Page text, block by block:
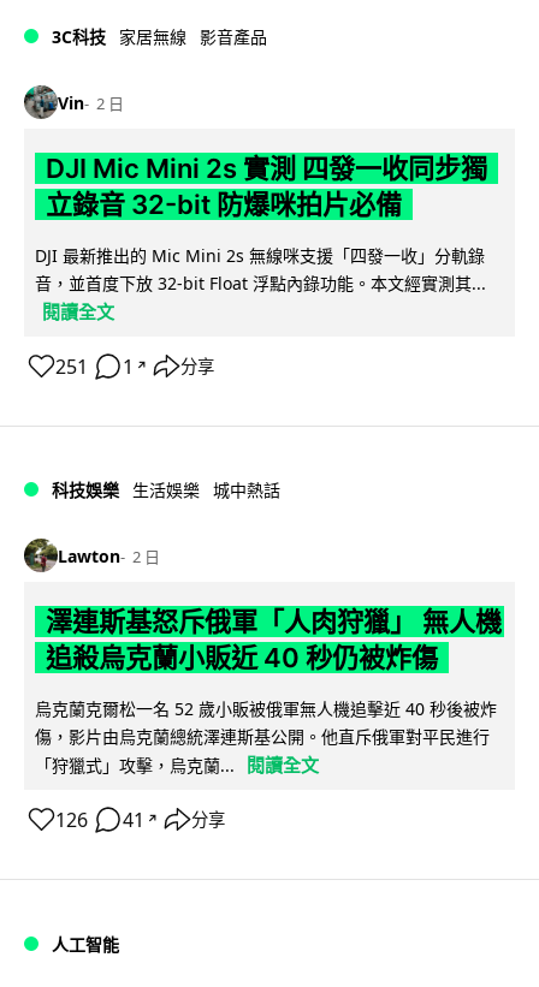
3C科技 家居無線 影音產品
Vin 2 日
DJI Mic Mini 2s 實測 四發一收同步獨
立錄音 32-bit 防爆咪拍片必備
DJI 最新推出的 Mic Mini 2s 無線咪支援「四發一收」分軌錄
音，並首度下放 32-bit Float 浮點內錄功能。本文經實測其...
閱讀全文
251 1 ↗ 分享
科技娛樂 生活娛樂 城中熱話
Lawton 2 日
澤連斯基怒斥俄軍「人肉狩獵」 無人機
追殺烏克蘭小販近 40 秒仍被炸傷
烏克蘭克爾松一名 52 歲小販被俄軍無人機追擊近 40 秒後被炸
傷，影片由烏克蘭總統澤連斯基公開。他直斥俄軍對平民進行
「狩獵式」攻擊，烏克蘭...
閱讀全文
126 41 ↗ 分享
人工智能